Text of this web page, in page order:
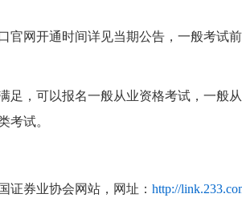
官网开通时间详见当期公告，一般考试
足，可以报名一般从业资格考试，一般
考试。
证券业协会网站，网址： http://